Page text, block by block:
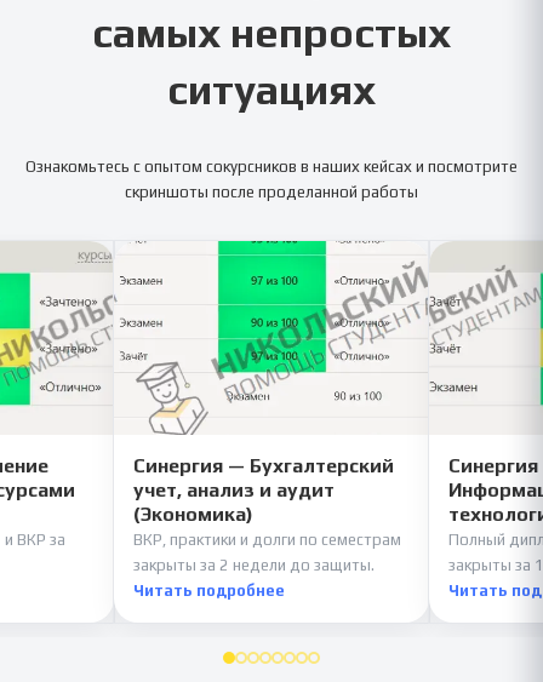
самых непростых
ситуациях
Ознакомьтесь с опытом сокурсников в наших кейсах и посмотрите
скриншоты после проделанной работы
и ВКР за
Синергия — Бухгалтерский
учет, анализ и аудит
(Экономика)
ВКР, практики и долги по семестрам
закрыты за 2 недели до защиты.
Читать подробнее
Полный
закрыты за
Читать